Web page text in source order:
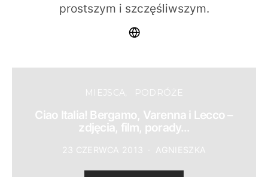
prostszym i szczęśliwszym.
MIEJSCA PODRÓŻE
Ciao Italia! Bergamo, Varenna i Lecco –
zdjęcia, film, porady…
23 CZERWCA 2013 AGNIESZKA